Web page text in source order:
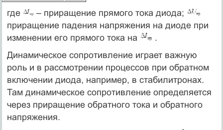
где
– приращение прямого тока диода;
приращение падения напряжения на диоде при
изменении его прямого тока на
.
Динамическое сопротивление играет важную
роль и в рассмотрении процессов при обратном
включении диода, например, в стабилитронах.
Там динамическое сопротивление определяется
через приращение обратного тока и обратного
напряжения.